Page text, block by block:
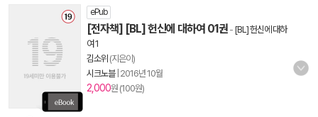
ePub
[전자책] [BL] 헌신에 대하여 01권 - [BL] 헌신에 대하
여 1
김소위 (지은이)
시크노블| 2016년 10월
2,000원 (100원)